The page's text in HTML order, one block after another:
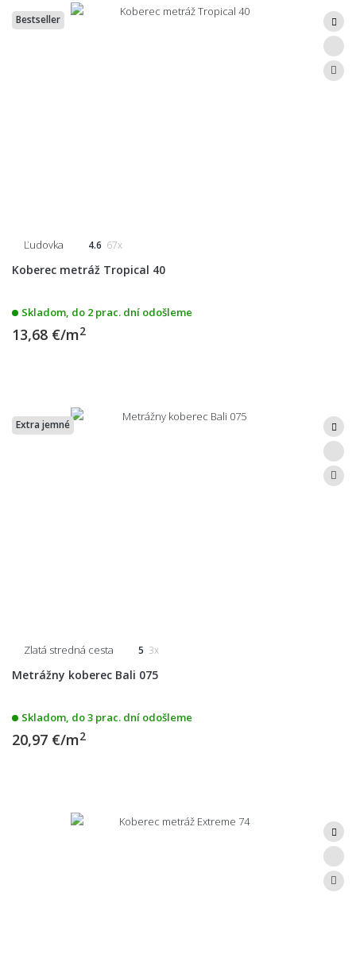
Bestseller
Ľudovka 4.6 67x
Koberec metráž Tropical 40
Skladom, do 2 prac. dní odošleme
13,68 €/m2
Extra jemné
Zlatá stredná cesta 5 3x
Metrážny koberec Bali 075
Skladom, do 3 prac. dní odošleme
20,97 €/m2